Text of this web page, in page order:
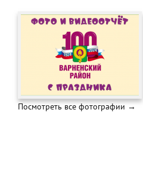
Посмотреть все фотографии →